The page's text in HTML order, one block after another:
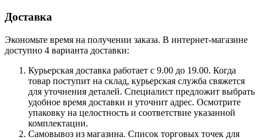
Доставка
Экономьте время на получении заказа. В интернет-магазине
доступно 4 варианта доставки:
Курьерская доставка работает с 9.00 до 19.00. Когда
товар поступит на склад, курьерская служба свяжется
для уточнения деталей. Специалист предложит выбрать
удобное время доставки и уточнит адрес. Осмотрите
упаковку на целостность и соответствие указанной
комплектации.
Самовывоз из магазина. Список торговых точек для